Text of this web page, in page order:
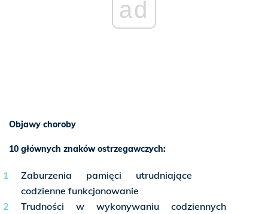
ad
Objawy choroby
10 głównych znaków ostrzegawczych:
Zaburzenia pamięci utrudniające
codzienne funkcjonowanie
Trudności w wykonywaniu codziennych